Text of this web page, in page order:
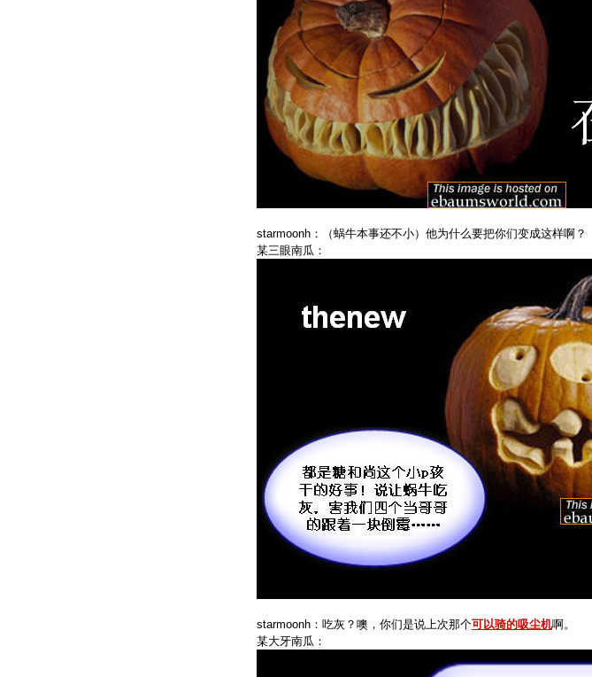
starmoonh：（蜗牛本事还不小）他为什么要把你们变成这样啊？
某三眼南瓜：
starmoonh：吃灰？噢，你们是说上次那个可以骑的吸尘机啊。
某大牙南瓜：